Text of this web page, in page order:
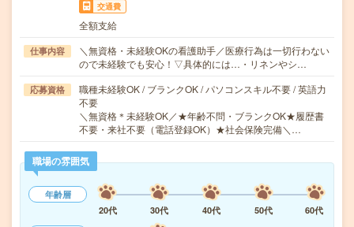
交通費
全額支給
仕事内容
＼無資格・未経験OKの看護助手／医療行為は一切行わない
ので未経験でも安心！▽具体的には…・リネンやシ…
応募資格
職種未経験OK / ブランクOK / パソコンスキル不要 / 英語力
不要
＼無資格＊未経験OK／★年齢不問・ブランクOK★履歴書
不要・来社不要（電話登録OK）★社会保険完備＼…
職場の雰囲気
年齢層
20代
30代 40代 50代
60代